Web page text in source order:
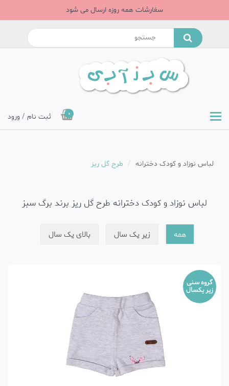
سفارشات همه روزه ارسال می شود
0 ثبت نام / ورود
لباس نوزاد و کودک دخترانه طرح گل ریز
لباس نوزاد و کودک دخترانه طرح گل ریز برند برگ سبز
همه زیر یک سال بالای یک سال
گروه سنی
زیر یکسال